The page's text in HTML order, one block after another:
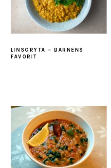
LINSGRYTA – BARNENS
FAVORIT